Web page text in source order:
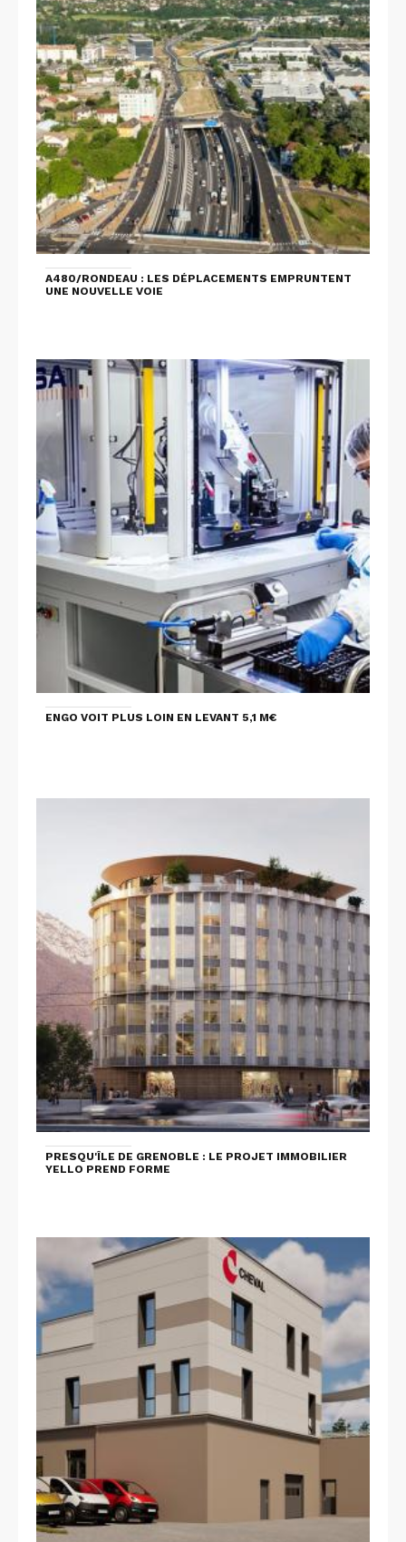
A480/RONDEAU : LES DÉPLACEMENTS EMPRUNTENT
UNE NOUVELLE VOIE
ENGO VOIT PLUS LOIN EN LEVANT 5,1 M€
PRESQU'ÎLE DE GRENOBLE : LE PROJET IMMOBILIER
YELLO PREND FORME